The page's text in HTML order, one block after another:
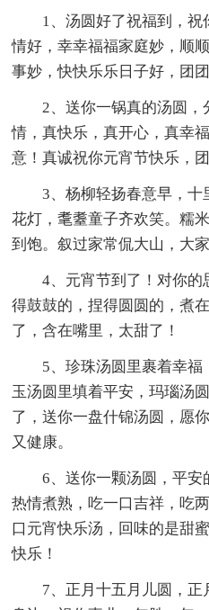
1、汤圆好了祝福到，
情好，幸幸福福家庭妙，顺
事妙，快快乐乐日子好，团
2、送你一锅真的汤圆
情，真快乐，真开心，真幸
意！真诚祝你元宵节快乐，
3、杨柳轻扬春意早，
花灯，耄耋童子齐欢笑。糯
到饱。叙过家常侃大山，大
4、元宵节到了！对你
得鼓鼓的，捏得圆圆的，煮
了，含在嘴里，太甜了！
5、珍珠汤圆里裹着幸
玉汤圆里填着平安，玛瑙汤
了，送你一盘什锦汤圆，愿
又健康。
6、送你一颗汤圆，平安
热情煮熟，吃一口吉祥，吃
口元宵快乐汤，回味的是甜
快乐！
7、正月十五月儿圆，正